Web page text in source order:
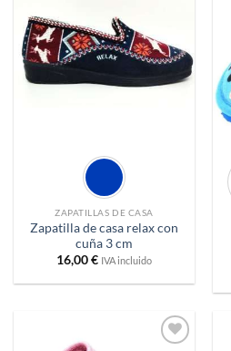
ZAPATILLAS DE CASA
Zapatilla de casa relax con
cuña 3 cm
16,00€ IVA incluido